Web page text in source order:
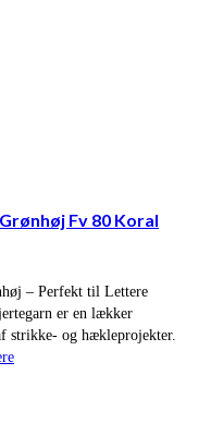
Fv 80 Koral
– Perfekt til Lettere
er en lækker
strikke- og hækleprojekter.